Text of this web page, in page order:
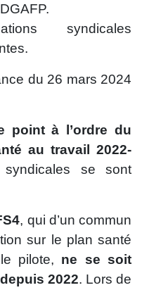
syndicales
du 26 mars 2024
point à l’ordre du
au travail 2022-
se sont
, qui d’un commun
sur le plan santé
pilote, ne se soit
2022. Lors de